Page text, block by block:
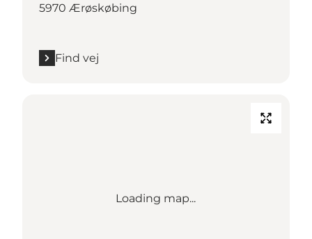
5970 Ærøskøbing
Find vej
Loading map...